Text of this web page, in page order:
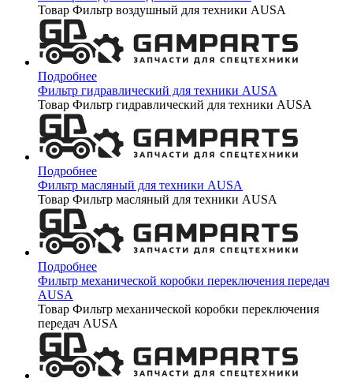
Товар Фильтр воздушный для техники AUSA
Подробнее
Фильтр гидравлический для техники AUSA
Товар Фильтр гидравлический для техники AUSA
Подробнее
Фильтр масляный для техники AUSA
Товар Фильтр масляный для техники AUSA
Подробнее
Фильтр механической коробки переключения передач
AUSA
Товар Фильтр механической коробки переключения
передач AUSA